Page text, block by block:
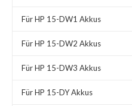
Für HP 15-DW1 Akkus
Für HP 15-DW2 Akkus
Für HP 15-DW3 Akkus
Für HP 15-DY Akkus